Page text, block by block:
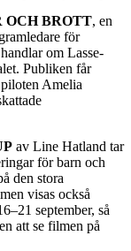
OCH BROTT, en
för
om Lasse-
Publiken får
Amelia
av Line Hatland tar
för barn och
den stora
visas också
september, så
att se filmen på